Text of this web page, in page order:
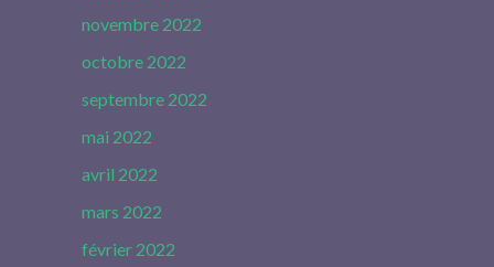
novembre 2022
octobre 2022
septembre 2022
mai 2022
avril 2022
mars 2022
février 2022